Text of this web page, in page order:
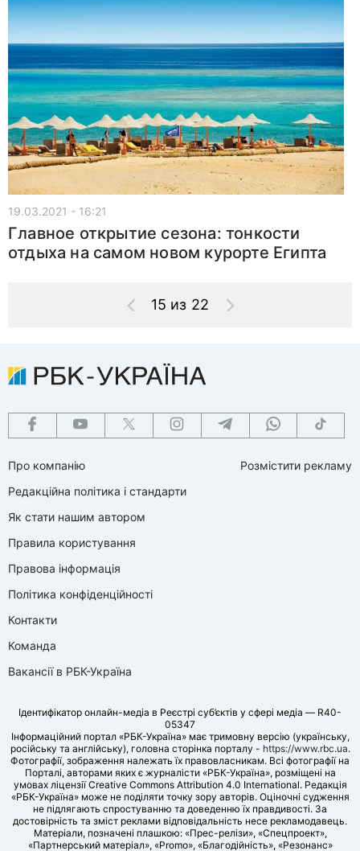
19.03.2021 - 16:21
Главное открытие сезона: тонкости
отдыха на самом новом курорте Египта
15 из 22
Про компанію
Редакційна політика і стандарти
Як стати нашим автором
Правила користування
Правова інформація
Політика конфіденційності
Контакти
Команда
Вакансії в РБК-Україна
Розмістити рекламу
Ідентифікатор онлайн-медіа в Реєстрі суб’єктів у сфері медіа — R40-
05347
Інформаційний портал «РБК-Україна» має тримовну версію (українську,
російську та англійську), головна сторінка порталу - https://www.rbc.ua.
Фотографії, зображення належать їх правовласникам. Всі фотографії на
Порталі, авторами яких є журналісти «РБК-Україна», розміщені на
умовах ліцензії Creative Commons Attribution 4.0 International. Редакція
«РБК-Україна» може не поділяти точку зору авторів. Оціночні судження
не підлягають спростуванню та доведенню їх правдивості. За
достовірність та зміст реклами відповідальність несе рекламодавець.
Матеріали, позначені плашкою: «Прес-релізи», «Спецпроект»,
«Партнерський матеріал», «Promo», «Благодійність», «Резонанс»